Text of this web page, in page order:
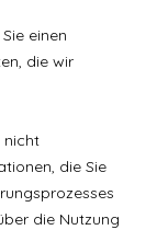
einen
die wir
nicht
die Sie
die Nutzung